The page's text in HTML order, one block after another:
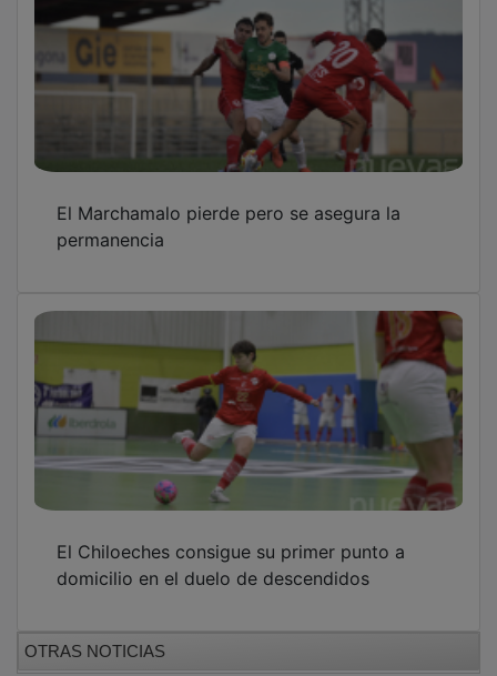
El Chiloeches consigue su primer punto a
domicilio en el duelo de descendidos
OTRAS NOTICIAS